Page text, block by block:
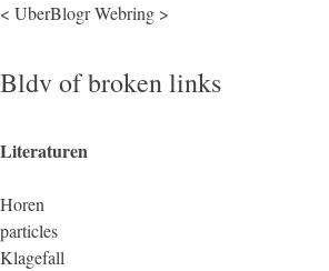
< UberBlogr Webring >
Bldv of broken links
Literaturen
Horen
particles
Klagefall